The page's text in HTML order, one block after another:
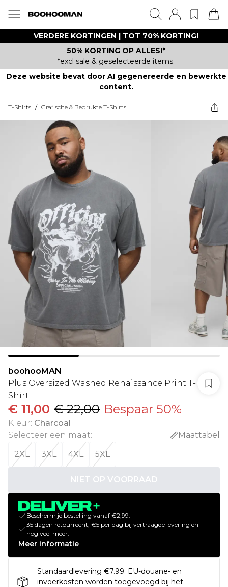
VERDERE KORTINGEN | TOT 70% KORTING!
50% KORTING OP ALLES!*
*excl sale & geselecteerde items.
Deze website bevat door AI gegenereerde en bewerkte
content.
T-Shirts / Grafische & Bedrukte T-Shirts
boohooMAN
Plus Oversized Washed Renaissance Print T-
Shirt
€ 11,00 € 22,00 Bespaar 50%
Kleur: Charcoal
Selecteer een maat:
Maattabel
2XL
3XL 4XL 5XL
NIET OP VOORRAAD
Bescherm je bestelling vanaf €2,99.
35 dagen retourrecht, €5 per dag bij vertraagde levering en
nog veel meer.
Meer informatie
Standaardlevering €7.99. EU-douane- en
invoerkosten worden toegevoegd bij het